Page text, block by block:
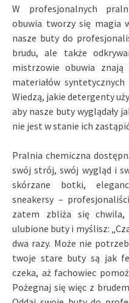
W profesjonalnych
obuwia tworzy się magia
nasze buty do
brudu, ale także
mistrzowie obuwia
materiałów
Wiedzą, jakie detergenty
aby nasze buty wyglądały
nie jest w stanie ich
Pralnia chemiczna
swój strój, swój wygląd i
skórzane botki,
sneakersy –
zatem zbliża się
ulubione buty i myślisz:
dwa razy. Może nie
twoje stare buty są jak
czeka, aż fachowiec
Pożegnaj się więc z